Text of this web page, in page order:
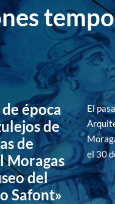
época
de
de
Moragas
del
Safont»
El
el 30